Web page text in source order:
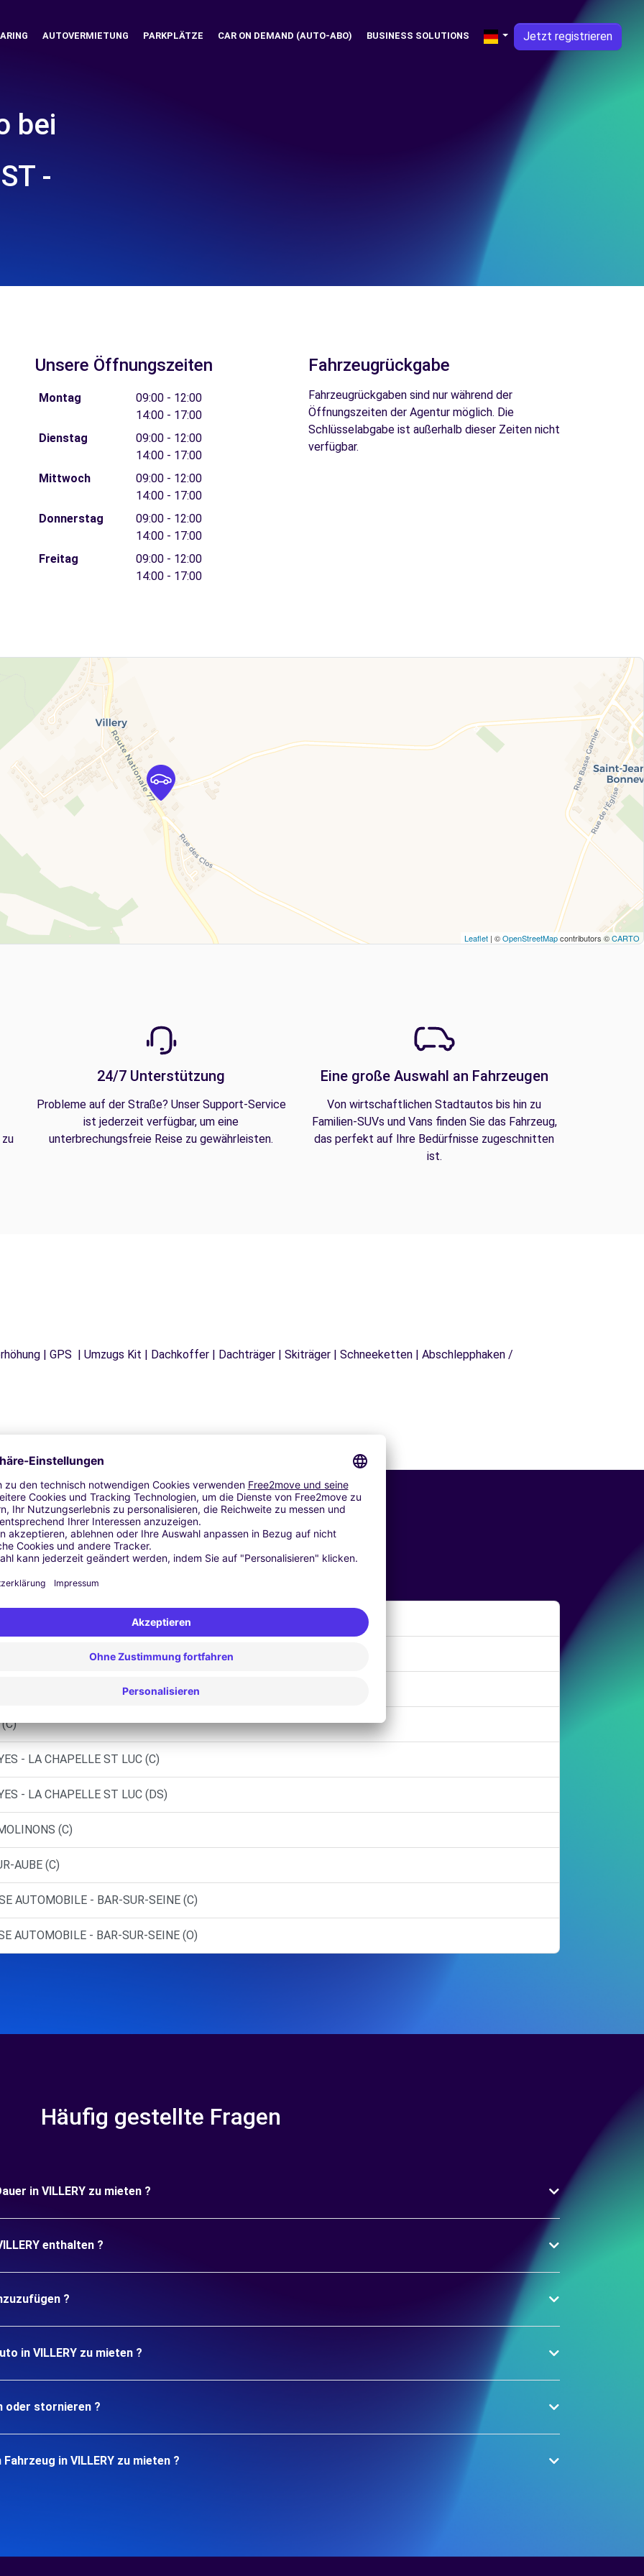
AUTOVERMIETUNG PARKPLÄTZE CAR ON DEMAND (AUTO-ABO) BUSINESS SOLUTIONS Jetzt registrieren
bei
-
Unsere Öffnungszeiten
Montag
09:00 - 12:00
14:00 - 17:00
Dienstag
09:00 - 12:00
14:00 - 17:00
Mittwoch
09:00 - 12:00
14:00 - 17:00
Donnerstag
09:00 - 12:00
14:00 - 17:00
Freitag
09:00 - 12:00
14:00 - 17:00
Fahrzeugrückgabe
Fahrzeugrückgaben sind nur während der
Öffnungszeiten der Agentur möglich. Die
Schlüsselabgabe ist außerhalb dieser Zeiten nicht
verfügbar.
Leaflet | ©OpenStreetMapcontributors ©CARTO
24/7 Unterstützung
Probleme auf der Straße? Unser Support-Service
ist jederzeit verfügbar, um eine
unterbrechungsfreie Reise zu gewährleisten.
Eine große Auswahl an Fahrzeugen
Von wirtschaftlichen Stadtautos bis hin zu
Familien-SUVs und Vans finden Sie das Fahrzeug,
das perfekt auf Ihre Bedürfnisse zugeschnitten
ist.
| GPS | Umzugs Kit | Dachkoffer | Dachträger | Skiträger | Schneeketten | Abschlepphaken /
Ähnliche Agenturen
- BARBEREY-SAINT-SULPICE (O)
- LA CHAPELLE ST LUC (C)
- LA CHAPELLE ST LUC (DS)
(C)
AUBE (C)
AUTOMOBILE - BAR-SUR-SEINE (C)
AUTOMOBILE - BAR-SUR-SEINE (O)
Häufig gestellte Fragen
in VILLERY zu mieten ?
enthalten ?
?
in VILLERY zu mieten ?
oder stornieren ?
in VILLERY zu mieten ?